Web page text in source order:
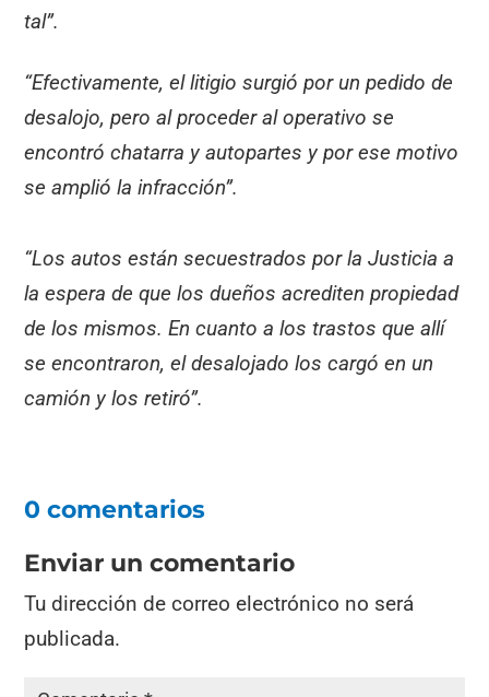
tal”.
“Efectivamente, el litigio surgió por un pedido de
desalojo, pero al proceder al operativo se
encontró chatarra y autopartes y por ese motivo
se amplió la infracción”.
“Los autos están secuestrados por la Justicia a
la espera de que los dueños acrediten propiedad
de los mismos. En cuanto a los trastos que allí
se encontraron, el desalojado los cargó en un
camión y los retiró”.
0 comentarios
Enviar un comentario
Tu dirección de correo electrónico no será
publicada.